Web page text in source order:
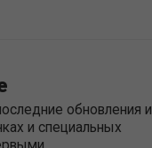
обновления и
и специальных